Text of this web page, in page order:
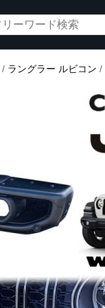
/ ラングラー ルビコン /